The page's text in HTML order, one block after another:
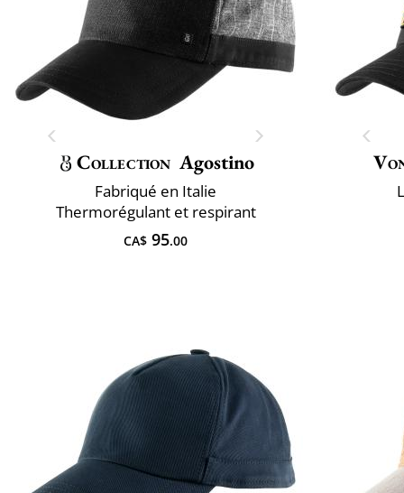
Collection Agostino
Fabriqué en Italie
Thermorégulant et respirant
CA$ 95.00